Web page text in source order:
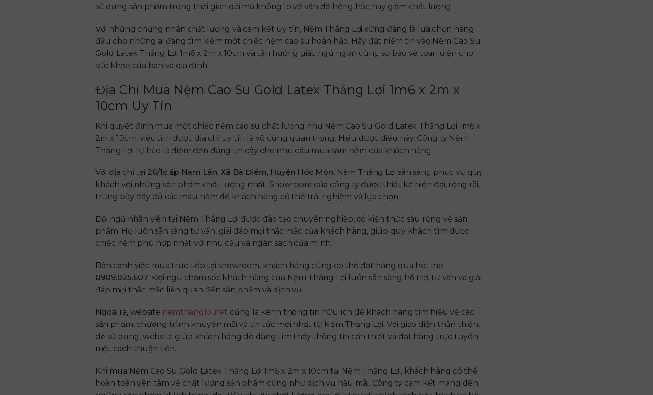
sử dụng sản phẩm trong thời gian dài mà không lo về vấn đề hỏng hóc hay giảm chất lượng.
Với những chứng nhận chất lượng và cam kết uy tín, Nệm Thắng Lợi xứng đáng là lựa chọn hàng
đầu cho những ai đang tìm kiếm một chiếc nệm cao su hoàn hảo. Hãy đặt niềm tin vào Nệm Cao Su
Gold Latex Thắng Lợi 1m6 x 2m x 10cm và tận hưởng giấc ngủ ngon cùng sự bảo vệ toàn diện cho
sức khỏe của bạn và gia đình.
Địa Chỉ Mua Nệm Cao Su Gold Latex Thắng Lợi 1m6 x 2m x
10cm Uy Tín
Khi quyết định mua một chiếc nệm cao su chất lượng như Nệm Cao Su Gold Latex Thắng Lợi 1m6 x
2m x 10cm, việc tìm được địa chỉ uy tín là vô cùng quan trọng. Hiểu được điều này, Công ty Nệm
Thắng Lợi tự hào là điểm đến đáng tin cậy cho nhu cầu mua sắm nệm của khách hàng.
Với địa chỉ tại 26/1c ấp Nam Lân, Xã Bà Điểm, Huyện Hóc Môn, Nệm Thắng Lợi sẵn sàng phục vụ quý
khách với những sản phẩm chất lượng nhất. Showroom của công ty được thiết kế hiện đại, rộng rãi,
trưng bày đầy đủ các mẫu nệm để khách hàng có thể trải nghiệm và lựa chọn.
Đội ngũ nhân viên tại Nệm Thắng Lợi được đào tạo chuyên nghiệp, có kiến thức sâu rộng về sản
phẩm. Họ luôn sẵn sàng tư vấn, giải đáp mọi thắc mắc của khách hàng, giúp quý khách tìm được
chiếc nệm phù hợp nhất với nhu cầu và ngân sách của mình.
Bên cạnh việc mua trực tiếp tại showroom, khách hàng cũng có thể đặt hàng qua hotline
0909.025.607. Đội ngũ chăm sóc khách hàng của Nệm Thắng Lợi luôn sẵn sàng hỗ trợ, tư vấn và giải
đáp mọi thắc mắc liên quan đến sản phẩm và dịch vụ.
Ngoài ra, website nemthangloi.net cũng là kênh thông tin hữu ích để khách hàng tìm hiểu về các
sản phẩm, chương trình khuyến mãi và tin tức mới nhất từ Nệm Thắng Lợi. Với giao diện thân thiện,
dễ sử dụng, website giúp khách hàng dễ dàng tìm thấy thông tin cần thiết và đặt hàng trực tuyến
một cách thuận tiện.
Khi mua Nệm Cao Su Gold Latex Thắng Lợi 1m6 x 2m x 10cm tại Nệm Thắng Lợi, khách hàng có thể
hoàn toàn yên tâm về chất lượng sản phẩm cũng như dịch vụ hậu mãi. Công ty cam kết mang đến